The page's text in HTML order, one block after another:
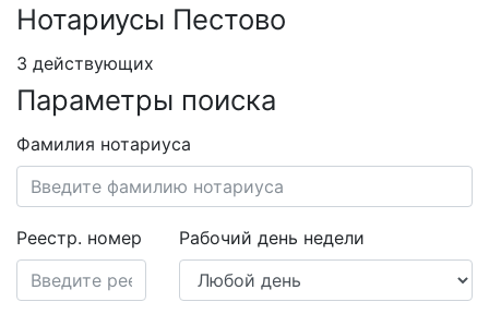
Нотариусы Пестово
3 действующих
Параметры поиска
Фамилия нотариуса
Реестр. номер Рабочий день недели